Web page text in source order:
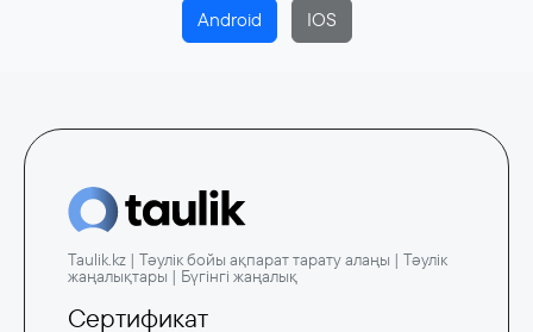
Android IOS
Taulik.kz | Тәулік бойы ақпарат тарату алаңы | Тәулік
жаңалықтары | Бүгінгі жаңалық
Сертификат